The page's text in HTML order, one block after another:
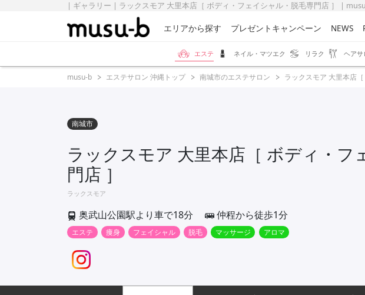
| ギャラリー | ラックスモア 大里本店［ ボディ・フェイシャル・脱毛専門店 ］ |
エリアから探す プレゼントキャンペーン NEWS
エステ ネイル・マツエク リラク ヘアサ
musu-b エステサロン 沖縄トップ 南城市のエステサロン ラックスモア 大里本店
南城市
ラックスモア 大里本店［ ボディ・フ
門店 ］
ラックスモア
奥武山公園駅より車で18分 仲程から徒歩1分
エステ 痩身 フェイシャル 脱毛 マッサージ アロマ